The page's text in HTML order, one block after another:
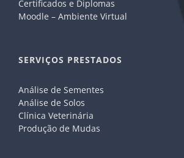
Certificados e Diplomas
Moodle – Ambiente Virtual
SERVIÇOS PRESTADOS
Análise de Sementes
Análise de Solos
Clínica Veterinária
Produção de Mudas